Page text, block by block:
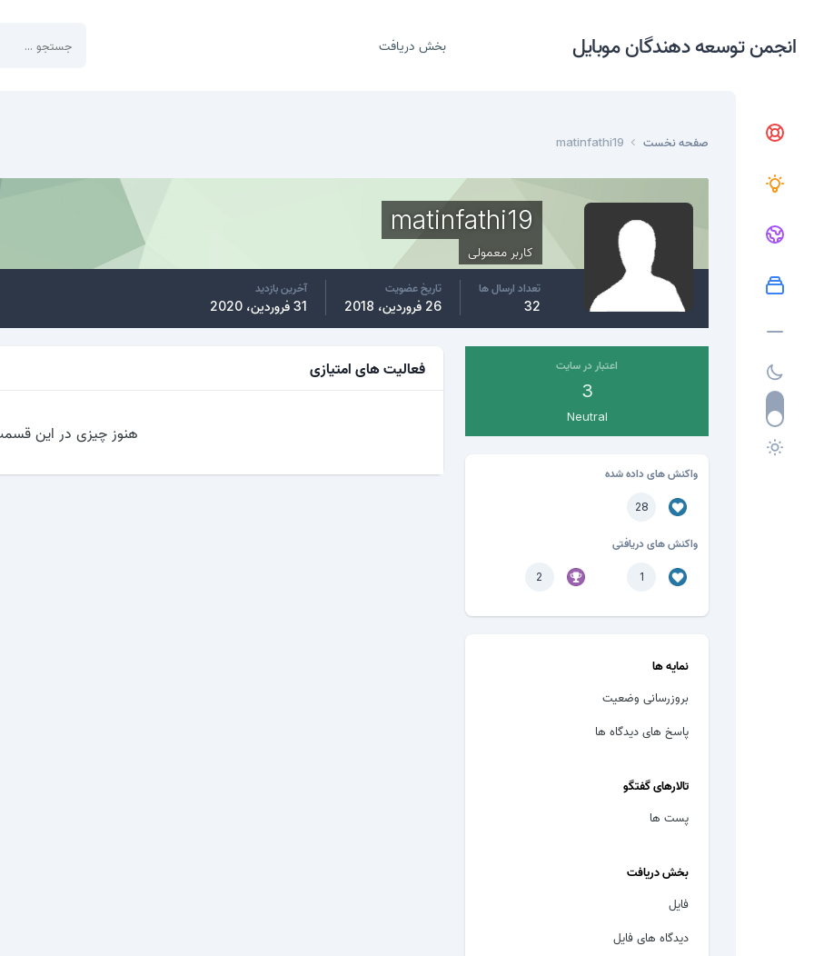
انجمن توسعه دهندگان موبایل بخش دریافت
صفحه نخست matinfathi19
matinfathi19
کاربر معمولی
تعداد ارسال ها
32
تاریخ عضویت
26 فروردین، 2018
آخرین بازدید
31 فروردین، 2020
اعتبار در سایت
3
Neutral
واکنش های داده شده
28
واکنش های دریافتی
1
2
نمایه ها
بروزرسانی وضعیت
پاسخ های دیدگاه ها
تالارهای گفتگو
پست ها
بخش دریافت
فایل
دیدگاه های فایل
فعالیت های امتیازی
هنوز چیزی در این